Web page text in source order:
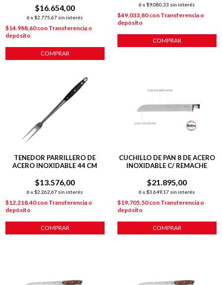
$16.654,00
6 x $2.775,67 sin interés
$14.988,60con Transferencia o
depósito
COMPRAR
6 x $9.080,33 sin interés
$49.033,80con Transferencia o
depósito
COMPRAR
TENEDOR PARRILLERO DE
ACERO INOXIDABLE 44 CM
$13.576,00
6 x $2.262,67 sin interés
$12.218,40con Transferencia o
depósito
COMPRAR
CUCHILLO DE PAN 8 DE ACERO
INOXIDABLE C/ REMACHE
$21.895,00
6 x $3.649,17 sin interés
$19.705,50con Transferencia o
depósito
COMPRAR